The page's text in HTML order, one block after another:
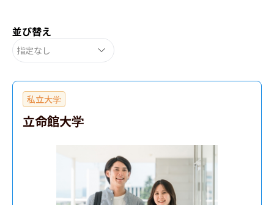
並び替え
指定なし
私立大学
立命館大学